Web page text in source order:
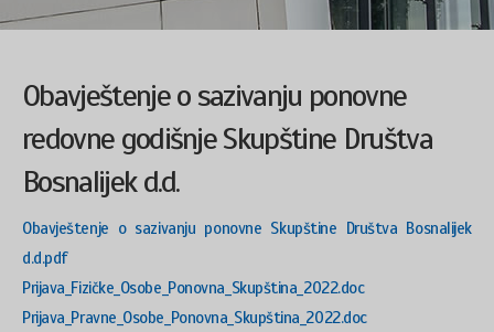
Obavještenje o sazivanju ponovne
redovne godišnje Skupštine Društva
Bosnalijek d.d.
Obavještenje o sazivanju ponovne Skupštine Društva Bosnalijek
d.d.pdf
Prijava_Fizičke_Osobe_Ponovna_Skupština_2022.doc
Prijava_Pravne_Osobe_Ponovna_Skupština_2022.doc